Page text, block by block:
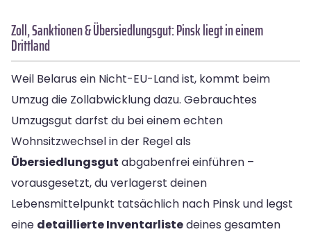
Zoll, Sanktionen & Übersiedlungsgut: Pinsk liegt in einem
Drittland
Weil Belarus ein Nicht-EU-Land ist, kommt beim
Umzug die Zollabwicklung dazu. Gebrauchtes
Umzugsgut darfst du bei einem echten
Wohnsitzwechsel in der Regel als
Übersiedlungsgut abgabenfrei einführen –
vorausgesetzt, du verlagerst deinen
Lebensmittelpunkt tatsächlich nach Pinsk und legst
eine detaillierte Inventarlistedeines gesamten